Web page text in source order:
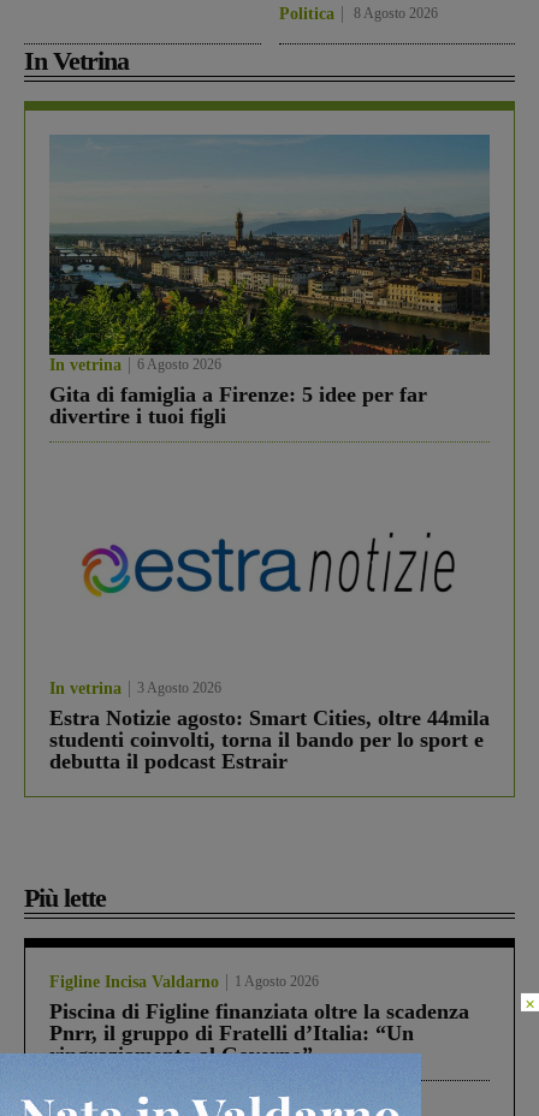
Politica 8 Agosto 2026
In Vetrina
In vetrina 6 Agosto 2026
Gita di famiglia a Firenze: 5 idee per far
divertire i tuoi figli
In vetrina 3 Agosto 2026
Estra Notizie agosto: Smart Cities, oltre 44mila
studenti coinvolti, torna il bando per lo sport e
debutta il podcast Estrair
Più lette
Figline Incisa Valdarno 1 Agosto 2026
Piscina di Figline finanziata oltre la scadenza
Pnrr, il gruppo di Fratelli d’Italia: “Un
ringraziamento al Governo”
Cronaca 3 Agosto 2026
×